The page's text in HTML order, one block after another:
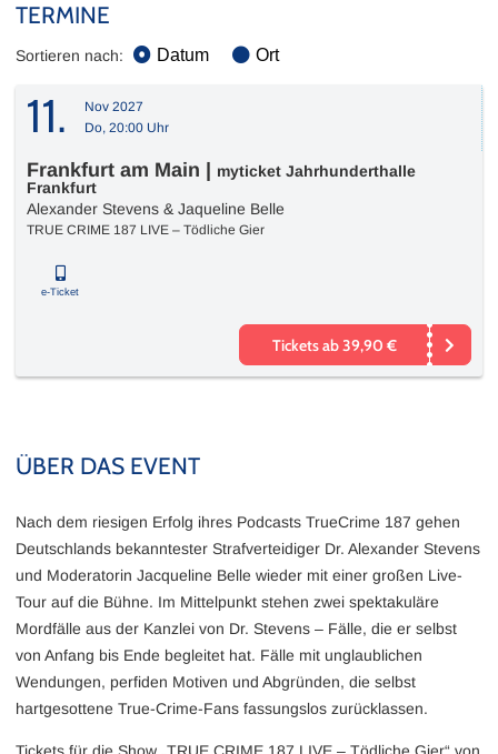
TERMINE
Sortieren nach: Datum Ort
11.
Nov 2027
Do, 20:00 Uhr
Frankfurt am Main
myticket Jahrhunderthalle
Frankfurt
Alexander Stevens & Jaqueline Belle
TRUE CRIME 187 LIVE – Tödliche Gier
e-Ticket
Tickets ab 39,90 €
ÜBER DAS EVENT
Nach dem riesigen Erfolg ihres Podcasts TrueCrime 187 gehen
Deutschlands bekanntester Strafverteidiger Dr. Alexander Stevens
und Moderatorin Jacqueline Belle wieder mit einer großen Live-
Tour auf die Bühne. Im Mittelpunkt stehen zwei spektakuläre
Mordfälle aus der Kanzlei von Dr. Stevens – Fälle, die er selbst
von Anfang bis Ende begleitet hat. Fälle mit unglaublichen
Wendungen, perfiden Motiven und Abgründen, die selbst
hartgesottene True-Crime-Fans fassungslos zurücklassen.